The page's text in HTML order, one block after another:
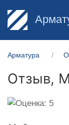
Арматура
Отзыв,